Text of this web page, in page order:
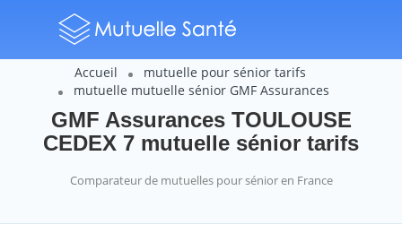
Accueil
mutuelle pour sénior tarifs
mutuelle mutuelle sénior GMF Assurances
GMF Assurances TOULOUSE
CEDEX 7 mutuelle sénior tarifs
Comparateur de mutuelles pour sénior en France